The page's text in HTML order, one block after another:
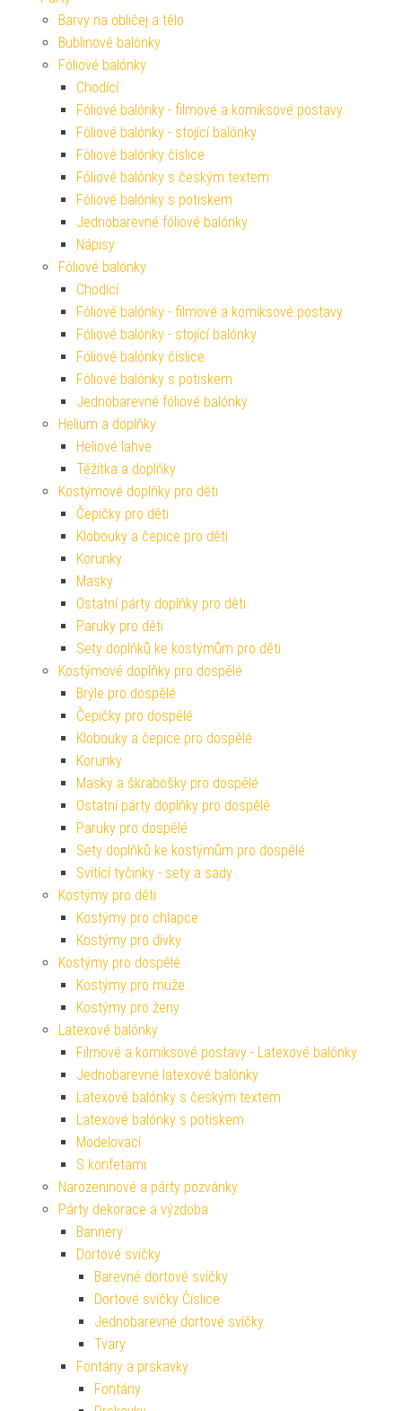
Barvy na obličej a tělo
Bublinové balónky
Fóliové balónky
Chodící
Fóliové balónky - filmové a komiksové postavy
Fóliové balónky - stojící balónky
Fóliové balónky číslice
Fóliové balónky s českým textem
Fóliové balónky s potiskem
Jednobarevné fóliové balónky
Nápisy
Fóliové balónky
Chodící
Fóliové balónky - filmové a komiksové postavy
Fóliové balónky - stojící balónky
Fóliové balónky číslice
Fóliové balónky s potiskem
Jednobarevné fóliové balónky
Helium a doplňky
Heliové lahve
Těžítka a doplňky
Kostýmové doplňky pro děti
Čepičky pro děti
Klobouky a čepice pro děti
Korunky
Masky
Ostatní párty doplňky pro děti
Paruky pro děti
Sety doplňků ke kostýmům pro děti
Kostýmové doplňky pro dospělé
Brýle pro dospělé
Čepičky pro dospělé
Klobouky a čepice pro dospělé
Korunky
Masky a škrabošky pro dospělé
Ostatní párty doplňky pro dospělé
Paruky pro dospělé
Sety doplňků ke kostýmům pro dospělé
Svítící tyčinky - sety a sady
Kostýmy pro děti
Kostýmy pro chlapce
Kostýmy pro dívky
Kostýmy pro dospělé
Kostýmy pro muže
Kostýmy pro ženy
Latexové balónky
Filmové a komiksové postavy - Latexové balónky
Jednobarevné latexové balónky
Latexové balónky s českým textem
Latexové balónky s potiskem
Modelovací
S konfetami
Narozeninové a párty pozvánky
Párty dekorace a výzdoba
Bannery
Dortové svíčky
Barevné dortové svíčky
Dortové svíčky Číslice
Jednobarevné dortové svíčky
Tvary
Fontány a prskavky
Fontány